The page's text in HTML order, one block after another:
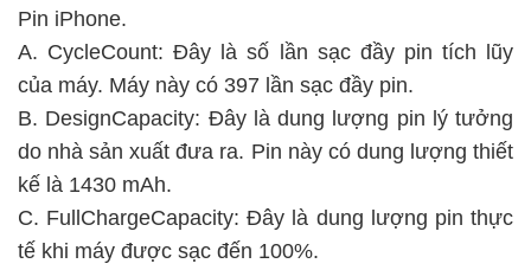
Pin iPhone.
A. CycleCount: Đây là số lần sạc đầy pin tích lũy
của máy. Máy này có 397 lần sạc đầy pin.
B. DesignCapacity: Đây là dung lượng pin lý tưởng
do nhà sản xuất đưa ra. Pin này có dung lượng thiết
kế là 1430 mAh.
C. FullChargeCapacity: Đây là dung lượng pin thực
tế khi máy được sạc đến 100%.